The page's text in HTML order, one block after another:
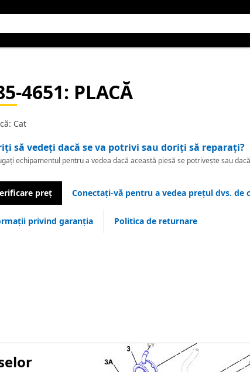
4651: PLACĂ
Cat
să vedeți dacă se va potrivi sau doriți să reparați?
echipamentul pentru a vedea dacă această piesă se potrivește sau
preț Conectați-vă pentru a vedea prețul dvs. de
privind garanția Politica de returnare